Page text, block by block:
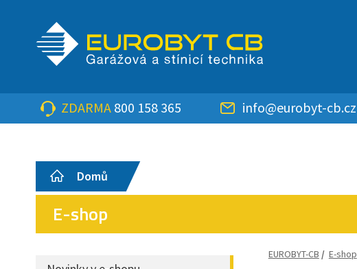
ZDARMA 800 158 365 info@eurobyt-cb.cz
Domů
E-shop
EUROBYT-CB / E-shop